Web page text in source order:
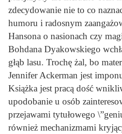
zdecydowanie nie to co
humoru i radosnym
Hansona o nasionach czy
Bohdana Dyakowskiego
głąb lasu. Trochę żal, bo
Jennifer Ackerman jest
Książka jest pracą dość
upodobanie u osób
przejawami tytułowego
również mechanizmami